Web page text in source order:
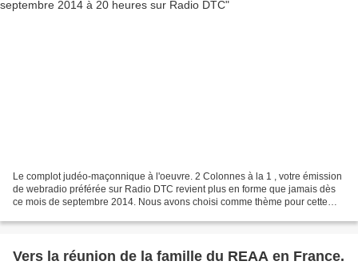
Le complot judéo-maçonnique à l'oeuvre. 2 Colonnes à la 1 , votre émission
de webradio préférée sur Radio DTC revient plus en forme que jamais dès
ce mois de septembre 2014. Nous avons choisi comme thème pour cette
Vers la réunion de la famille du REAA en France.